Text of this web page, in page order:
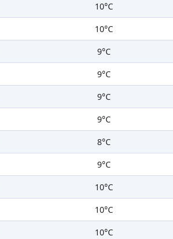
10°C
10°C
9°C
9°C
9°C
9°C
8°C
9°C
10°C
10°C
10°C